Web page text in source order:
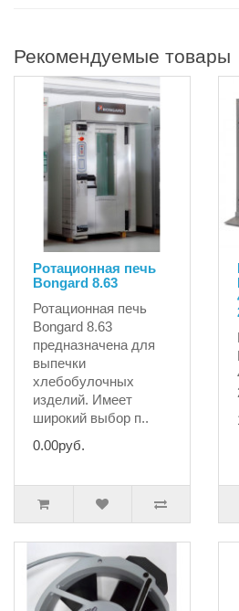
Рекомендуемые товары
Ротационная печь
Bongard 8.63
Ротационная печь
Bongard 8.63
предназначена для
выпечки
хлебобулочных
изделий. Имеет
широкий выбор п..
0.00руб.